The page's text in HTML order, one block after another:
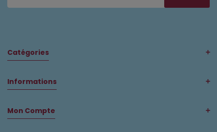
Catégories
Informations
Mon Compte